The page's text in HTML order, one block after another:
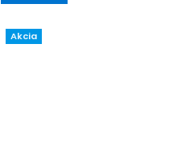
Akcia